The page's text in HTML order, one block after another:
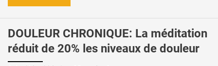
DOULEUR CHRONIQUE: La méditation
réduit de 20% les niveaux de douleur